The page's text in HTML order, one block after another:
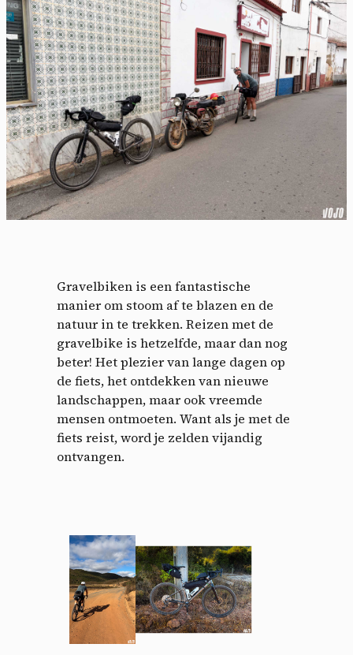
Gravelbiken is een fantastische
manier om stoom af te blazen en de
natuur in te trekken. Reizen met de
gravelbike is hetzelfde, maar dan nog
beter! Het plezier van lange dagen op
de fiets, het ontdekken van nieuwe
landschappen, maar ook vreemde
mensen ontmoeten. Want als je met de
fiets reist, word je zelden vijandig
ontvangen.